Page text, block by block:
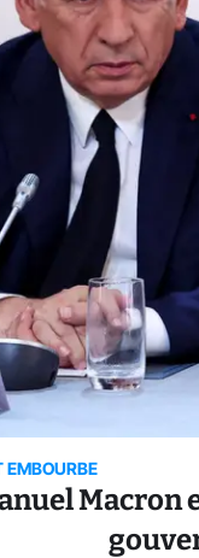
EMBOURBE
Macron